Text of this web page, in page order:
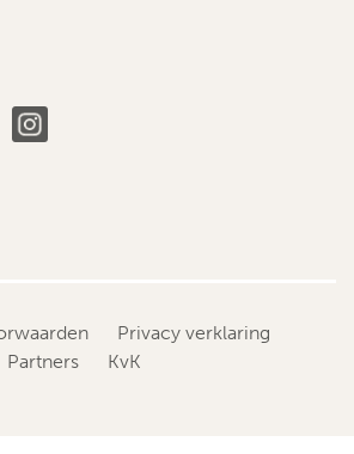
Privacy verklaring
Partners
KvK